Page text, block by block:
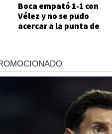
Boca empató 1-1 con
Vélez y no se pudo
acercar a la punta de